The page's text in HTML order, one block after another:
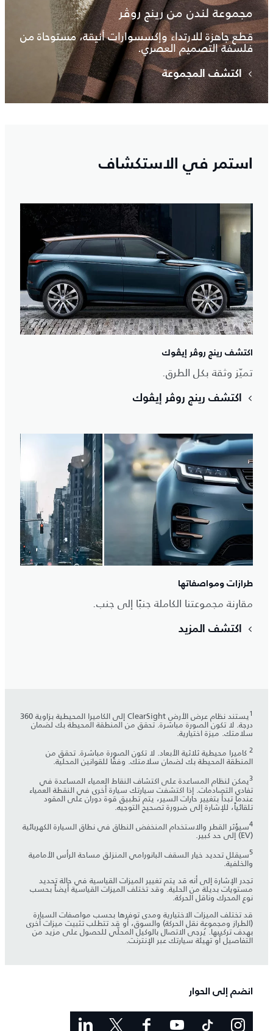
مجموعة لندن من رينج روڤر
قطع جاهزة للارتداء وإكسسوارات أنيقة، مستوحاة من
فلسفة التصميم العصري.
اكتشف المجموعة
استمر في الاستكشاف
اكتشف رينج روڤر إيڤوك
تميّز وثقة بكل الطرق.
اكتشف رينج روڤر إيڤوك
طرازات ومواصفاتها
مقارنة مجموعتنا الكاملة جنبًا إلى جنب.
اكتشف المزيد
1 يستند نظام عرض الأرض ClearSight إلى الكاميرا المحيطية بزاوية 360
درجة. لا تكون الصورة مباشرة. تحقق من المنطقة المحيطة بك لضمان
سلامتك. ميزة اختيارية.
2 كاميرا محيطية ثلاثية الأبعاد. لا تكون الصورة مباشرة. تحقق من
المنطقة المحيطة بك لضمان سلامتك. وفقًا للقوانين المحلية.
3يمكن لنظام المساعدة على اكتشاف النقاط العمياء المساعدة في
تفادي التصادمات. إذا اكتشفت سيارتك سيارة أخرى في النقطة العمياء
عندما تبدأ بتغيير حارات السير، يتم تطبيق قوة دوران على المقود
تلقائياً، للإشارة إلى ضرورة تصحيح التوجيه.
4سيؤثر القطر والاستخدام المنخفض النطاق في نطاق السيارة الكهربائية
(EV) إلى حد كبير.
5سيقلل تحديد خيار السقف البانورامي المنزلق مساحة الرأس الأمامية
والخلفية.
تجدر الإشارة إلى أنه قد يتم تغيير الميزات القياسية في حالة تحديد
مستويات بديلة من الحلية. وقد تختلف الميزات القياسية أيضاً بحسب
نوع المحرك وناقل الحركة.
قد تختلف الميزات الاختيارية ومدى توفرها بحسب مواصفات السيارة
(الطراز ومجموعة نقل الحركة) والسوق، أو قد تتطلب تثبيت ميزات أخرى
بهدف تركيبها. يُرجى الاتصال بالوكيل المحلّي للحصول على مزيد من
التفاصيل أو تهيئة سيارتك عبر الإنترنت.
انضم إلى الحوار